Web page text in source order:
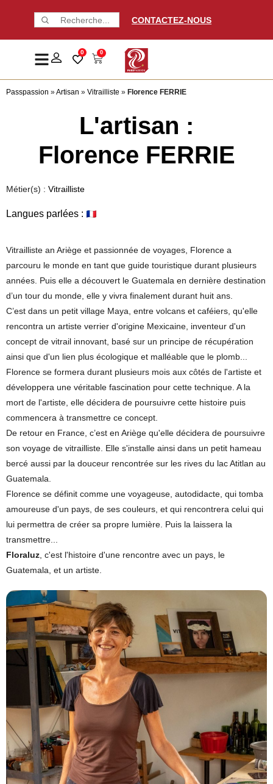
CONTACTEZ-NOUS
0 0
Passpassion »Artisan » Vitrailliste » Florence FERRIE
L'artisan :
Florence FERRIE
Métier(s) : Vitrailliste
Langues parlées :
Vitrailliste an Ariège et passionnée de voyages, Florence a
parcouru le monde en tant que guide touristique durant plusieurs
années. Puis elle a découvert le Guatemala en dernière destination
d’un tour du monde, elle y vivra finalement durant huit ans.
C’est dans un petit village Maya, entre volcans et caféiers, qu'elle
rencontra un artiste verrier d'origine Mexicaine, inventeur d'un
concept de vitrail innovant, basé sur un principe de récupération
ainsi que d'un lien plus écologique et malléable que le plomb...
Florence se formera durant plusieurs mois aux côtés de l'artiste et
développera une véritable fascination pour cette technique. A la
mort de l'artiste, elle décidera de poursuivre cette histoire puis
commencera à transmettre ce concept.
De retour en France, c’est en Ariège qu'elle décidera de poursuivre
son voyage de vitrailliste. Elle s'installe ainsi dans un petit hameau
bercé aussi par la douceur rencontrée sur les rives du lac Atitlan au
Guatemala.
Florence se définit comme une voyageuse, autodidacte, qui tomba
amoureuse d'un pays, de ses couleurs, et qui rencontrera celui qui
lui permettra de créer sa propre lumière. Puis la laissera la
transmettre...
Floraluz , c'est l'histoire d'une rencontre avec un pays, le
Guatemala, et un artiste.